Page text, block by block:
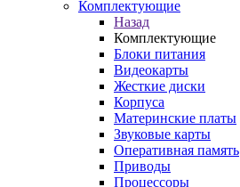
Комплектующие
Назад
Комплектующие
Блоки питания
Видеокарты
Жесткие диски
Корпуса
Материнские платы
Звуковые карты
Оперативная память
Приводы
Процессоры